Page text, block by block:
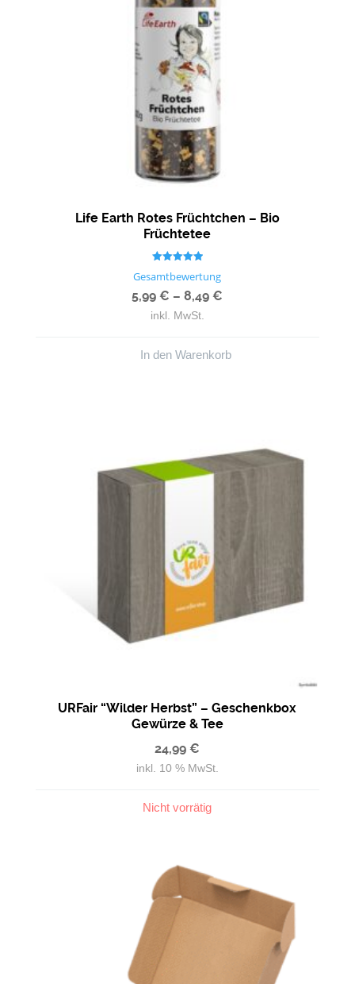
Life Earth Rotes Früchtchen – Bio
Früchtetee
5.00
von 5
Gesamtbewertung
5,99€ –8,49€
inkl. MwSt.
In den Warenkorb
URFair “Wilder Herbst” – Geschenkbox
Gewürze & Tee
24,99€
inkl. 10 % MwSt.
Nicht vorrätig